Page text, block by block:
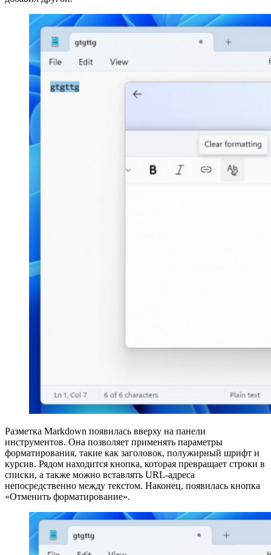
Разметка Markdown появилась вверху на панели
инструментов. Она позволяет применять параметры
форматирования, такие как заголовок, полужирный шрифт и
курсив. Рядом находится кнопка, которая превращает строки в
списки, а также можно вставлять URL-адреса
непосредственно между текстом. Наконец, появилась кнопка
«Отменить форматирование».